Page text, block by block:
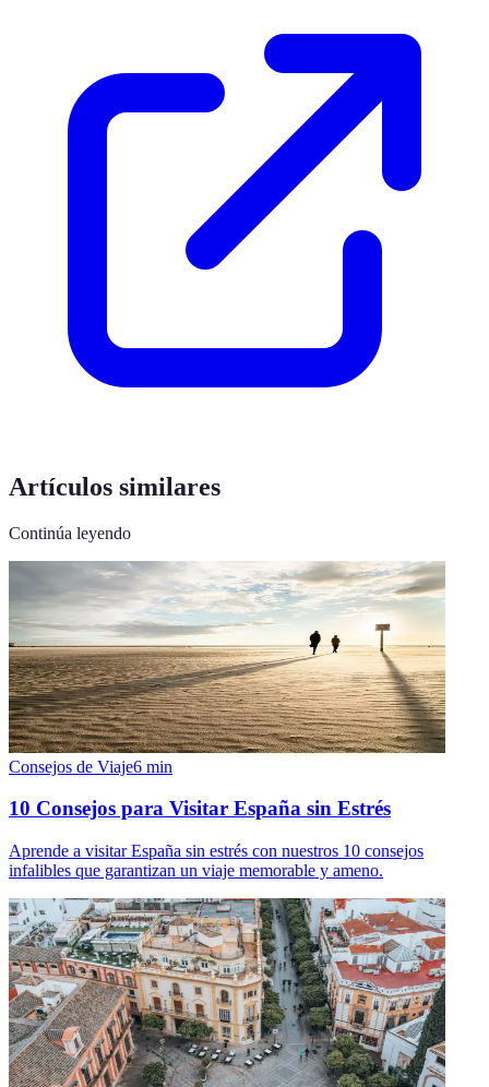
Artículos similares
Continúa leyendo
Consejos de Viaje6 min
10 Consejos para Visitar España sin Estrés
Aprende a visitar España sin estrés con nuestros 10 consejos
infalibles que garantizan un viaje memorable y ameno.